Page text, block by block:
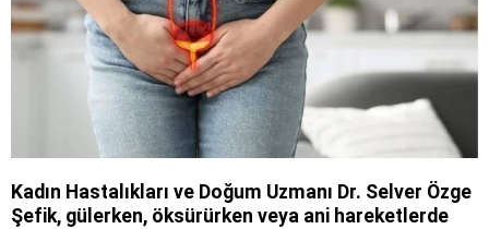
Kadın Hastalıkları ve Doğum Uzmanı Dr. Selver Özge
Şefik, gülerken, öksürürken veya ani hareketlerde